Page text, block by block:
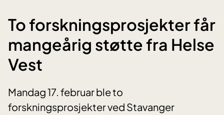
To forskningsprosjekter får
mangeårig støtte fra Helse
Vest
Mandag 17. februar ble to
forskningsprosjekter ved Stavanger